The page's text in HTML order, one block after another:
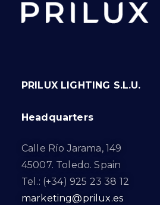
PRILUX LIGHTING S.L.U.
Headquarters
Calle Río Jarama, 149
45007. Toledo. Spain
Tel.: (+34) 925 23 38 12
marketing@prilux.es